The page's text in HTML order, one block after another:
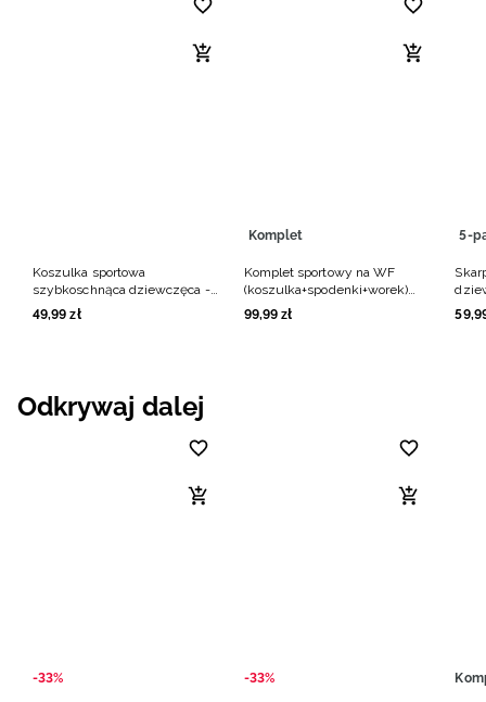
Koszulka sportowa
szybkoschnąca dziewczęca -
biała
49,99 zł
Komplet
Komplet sportowy na WF
(koszulka+spodenki+worek)
dziewczęcy - multikolor
99,99 zł
5-
59,
Odkrywaj dalej
-33% -33%